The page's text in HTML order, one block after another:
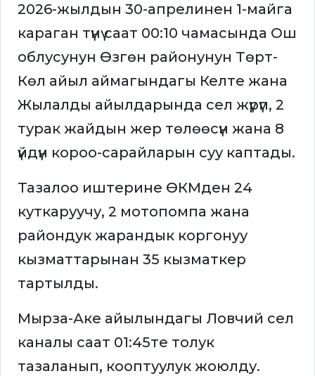
2026-жылдын 30-апрелинен 1-майга
караган түнү саат 00:10 чамасында Ош
облусунун Өзгөн районунун Төрт-
Көл айыл аймагындагы Келте жана
Жылалды айылдарында сел жүрүп, 2
турак жайдын жер төлөөсүн жана 8
үйдүн короо-сарайларын суу каптады.
Тазалоо иштерине ӨКМден 24
куткаруучу, 2 мотопомпа жана
райондук жарандык коргонуу
кызматтарынан 35 кызматкер
тартылды.
Мырза-Аке айылындагы Ловчий сел
каналы саат 01:45те толук
тазаланып, кооптуулук жоюлду.